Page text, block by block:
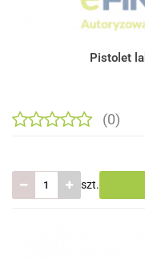
Pistolet
(0)
szt.